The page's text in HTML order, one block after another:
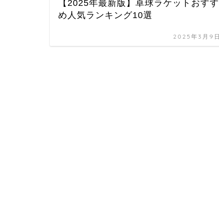
【2025年最新版】卓球ラケットおすす
め人気ランキング10選
2025年3月9